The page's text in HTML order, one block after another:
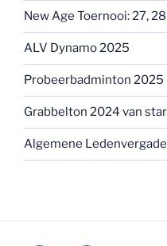
New Age Toernooi: 27,
ALV Dynamo 2025
Probeerbadminton 2025
Grabbelton 2024 van
Algemene